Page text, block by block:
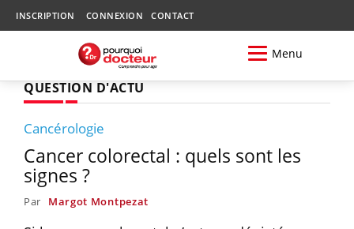
INSCRIPTION CONNEXION CONTACT
Menu
QUESTION D'ACTU
Cancérologie
Cancer colorectal : quels sont les
signes ?
Par Margot Montpezat